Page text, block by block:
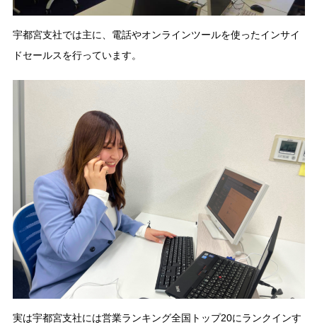
宇都宮支社では主に、電話やオンラインツールを使ったインサイ
ドセールスを行っています。
実は宇都宮支社には営業ランキング全国トップ20にランクインす